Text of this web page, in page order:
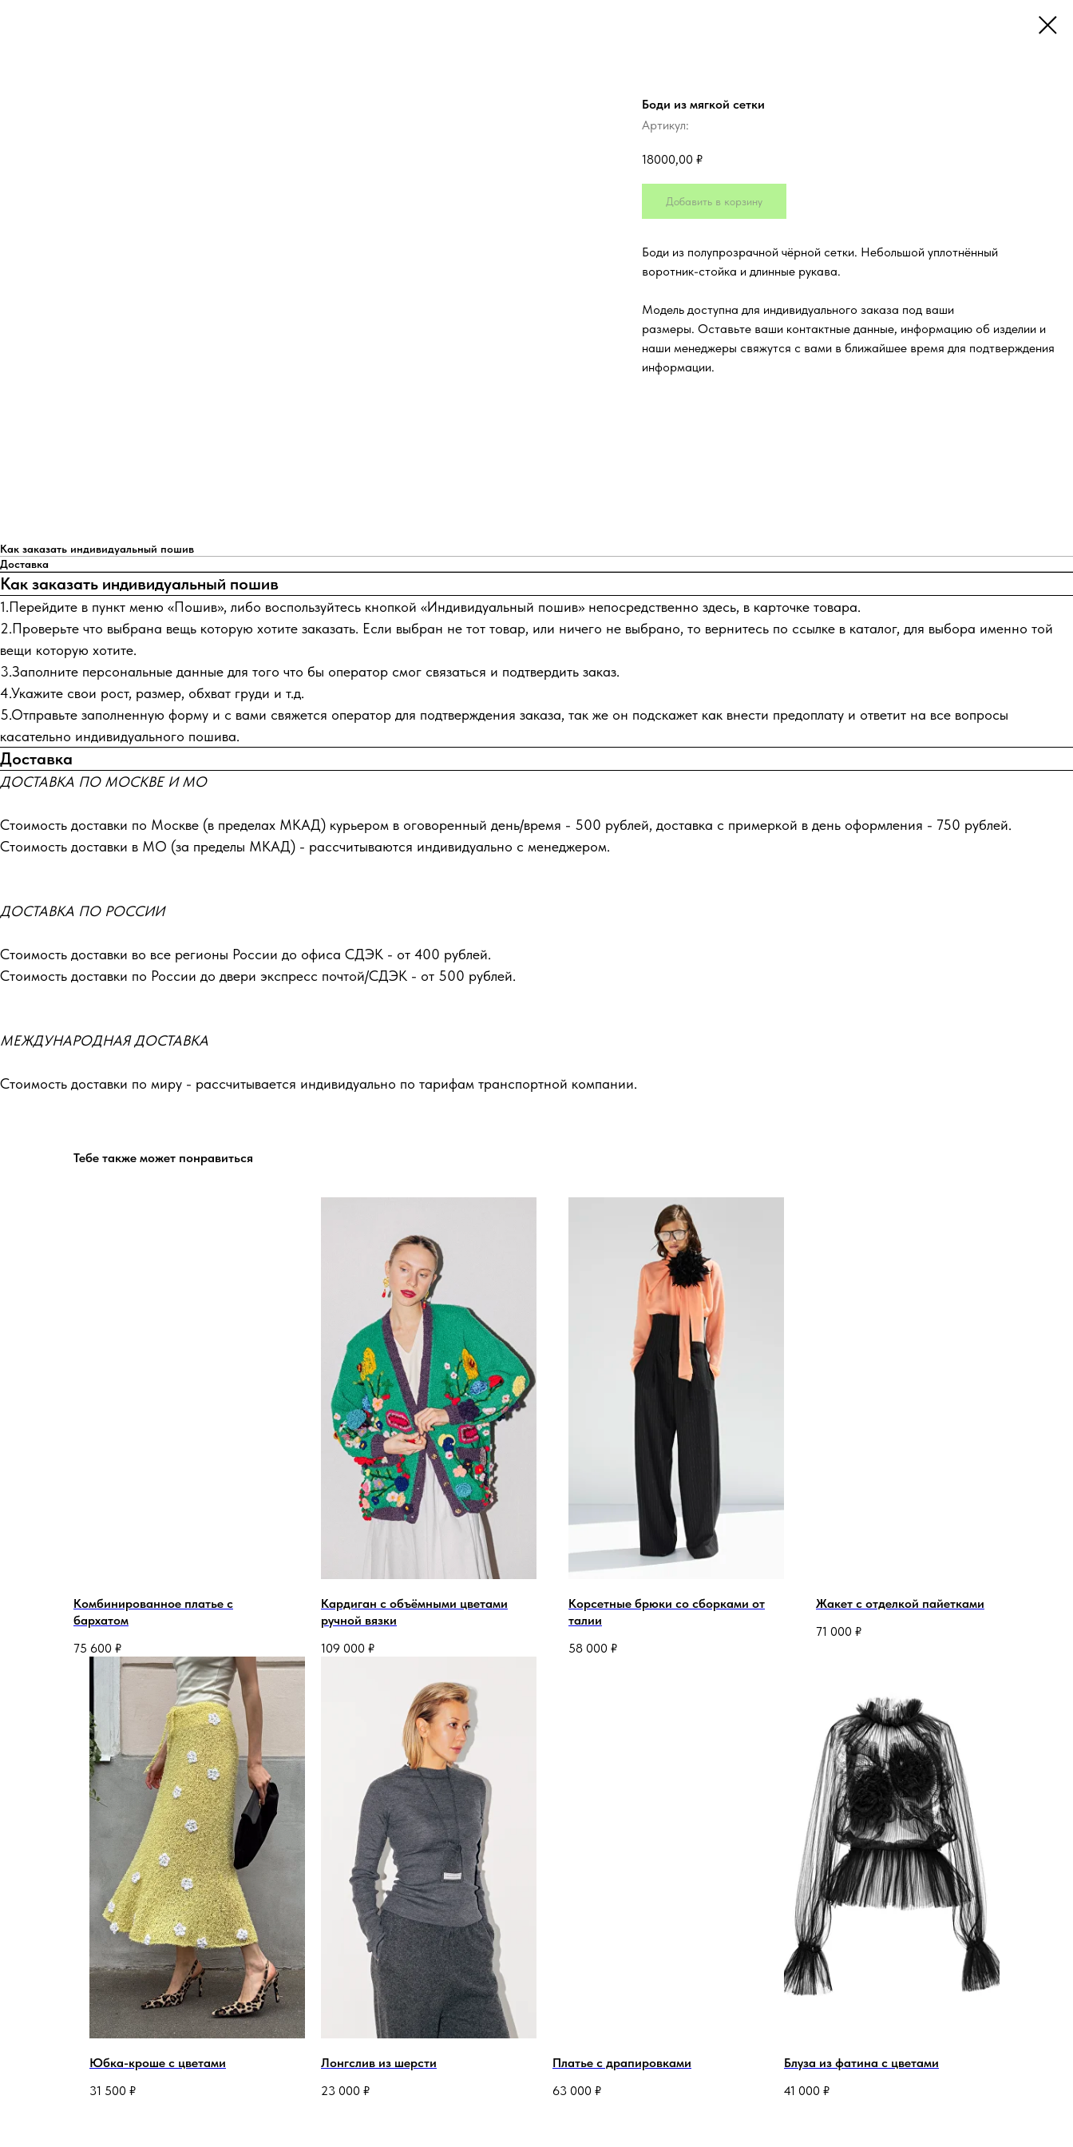
Боди из мягкой сетки
Артикул:
18000,00 ₽
Добавить в корзину
Боди из полупрозрачной чёрной сетки. Небольшой уплотнённый
воротник-стойка и длинные рукава.
Модель доступна для индивидуального заказа под ваши
размеры. Оставьте ваши контактные данные, информацию об изделии и
наши менеджеры свяжутся с вами в ближайшее время для подтверждения
информации.
Как заказать индивидуальный пошив
Доставка
Как заказать индивидуальный пошив
1.Перейдите в пункт меню «Пошив», либо воспользуйтесь кнопкой «Индивидуальный пошив» непосредственно здесь, в карточке товара.
2.Проверьте что выбрана вещь которую хотите заказать. Если выбран не тот товар, или ничего не выбрано, то вернитесь по ссылке в каталог, для выбора именно той
вещи которую хотите.
3.Заполните персональные данные для того что бы оператор смог связаться и подтвердить заказ.
4.Укажите свои рост, размер, обхват груди и т.д.
5.Отправьте заполненную форму и с вами свяжется оператор для подтверждения заказа, так же он подскажет как внести предоплату и ответит на все вопросы
касательно индивидуального пошива.
Доставка
ДОСТАВКА ПО МОСКВЕ И МО
Стоимость доставки по Москве (в пределах МКАД) курьером в оговоренный день/время - 500 рублей, доставка с примеркой в день оформления - 750 рублей.
Стоимость доставки в МО (за пределы МКАД) - рассчитываются индивидуально с менеджером.
ДОСТАВКА ПО РОССИИ
Стоимость доставки во все регионы России до офиса СДЭК - от 400 рублей.
Стоимость доставки по России до двери экспресс почтой/СДЭК - от 500 рублей.
МЕЖДУНАРОДНАЯ ДОСТАВКА
Стоимость доставки по миру - рассчитывается индивидуально по тарифам транспортной компании.
Тебе также может понравиться
Комбинированное платье с
бархатом
75 600 ₽
Кардиган с объёмными цветами
ручной вязки
109 000 ₽
Корсетные брюки со сборками от
талии
58 000 ₽
Жакет с отделкой пайетками
71 000 ₽
Юбка-кроше с цветами
31 500 ₽
Лонгслив из шерсти
23 000 ₽
Платье с драпировками
63 000 ₽
Блуза из фатина с цветами
41 000 ₽